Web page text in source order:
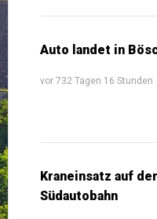
Auto landet in
vor 732 Tagen 16 Stunden
Kraneinsatz auf der
Südautobahn